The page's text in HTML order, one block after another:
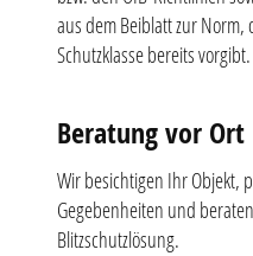
aus dem Beiblatt zur
Schutzklasse bereits vorgibt.
Beratung vor Ort
Wir besichtigen Ihr Objekt,
Gegebenheiten und
Blitzschutzlösung.